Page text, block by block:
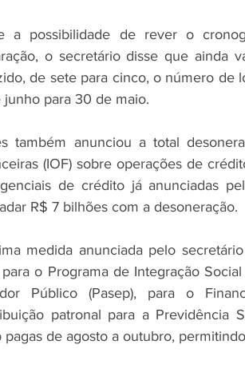
a possibilidade de rever o
o secretário disse que ainda
de sete para cinco, o número de
junho para 30 de maio.
também anunciou a total
(IOF) sobre operações de
de crédito já anunciadas
R$ 7 bilhões com a desoneração.
medida anunciada pelo
o Programa de Integração
Público (Pasep), para o
patronal para a Previdência
pagas de agosto a outubro,